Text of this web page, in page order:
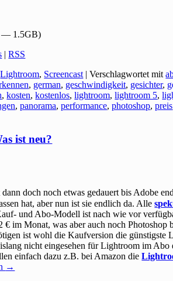
— 1.5GB)
|RSS
Lightroom, Screencast |Verschlagwortet mit
, german, geschwindigkeit, gesichter,
,kosten,kostenlos,lightroom,lightroom 5,
,panorama,performance,photoshop,preis
ist neu?
dann doch noch etwas gedauert bis Adobe
hat, aber nun ist sie endlich da. Alle
und Abo-Modell ist nach wie vor
im Monat, was aber auch noch Photoshop
ist wohl die Kaufversion die günstigste
nicht eingesehen für Lightroom im Abo
einfach dazu z.B. bei Amazon die
→